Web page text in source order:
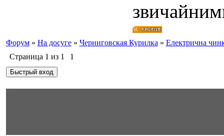
Форум » На досуге » Черниговская Курилка » Електрична
Страница 1 из 1 1